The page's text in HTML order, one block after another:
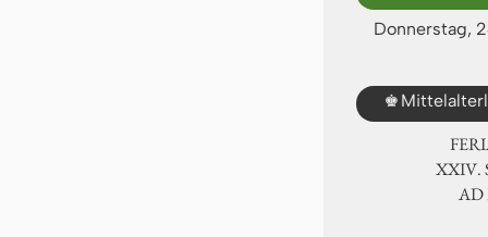
Donnerstag,
♚
ⅩⅩⅣ.